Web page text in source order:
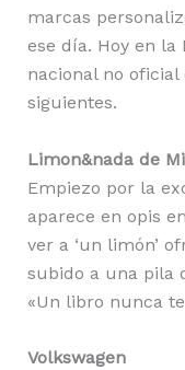
marcas
ese día. Hoy en
nacional no oficial
siguientes.
Limon&nada de
Empiezo por la
aparece en opis
ver a ‘un limón’
subido a una pila
«Un libro nunca
Volkswagen